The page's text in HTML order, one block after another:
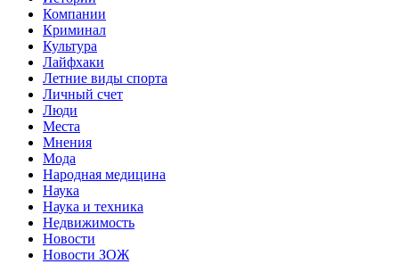
Компании
Криминал
Культура
Лайфхаки
Летние виды спорта
Личный счет
Люди
Места
Мнения
Мода
Народная медицина
Наука
Наука и техника
Недвижимость
Новости
Новости ЗОЖ